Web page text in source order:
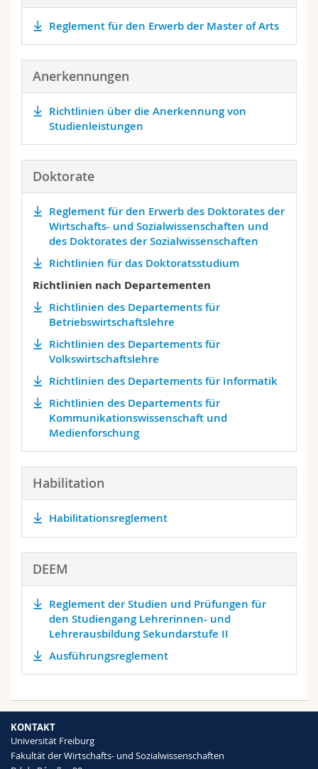
Reglement für den Erwerb der Master of Arts
Anerkennungen
Richtlinien über die Anerkennung von
Studienleistungen
Doktorate
Reglement für den Erwerb des Doktorates der
Wirtschafts- und Sozialwissenschaften und
des Doktorates der Sozialwissenschaften
Richtlinien für das Doktoratsstudium
Richtlinien nach Departementen
Richtlinien des Departements für
Betriebswirtschaftslehre
Richtlinien des Departements für
Volkswirtschaftslehre
Richtlinien des Departements für Informatik
Richtlinien des Departements für
Kommunikationswissenschaft und
Medienforschung
Habilitation
Habilitationsreglement
DEEM
Reglement der Studien und Prüfungen für
den Studiengang Lehrerinnen- und
Lehrerausbildung Sekundarstufe II
Ausführungsreglement
KONTAKT
Universität Freiburg
Fakultät der Wirtschafts- und Sozialwissenschaften